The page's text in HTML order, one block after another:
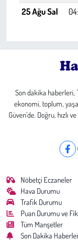
25 Ağu Sal
Son dakika haberleri,
ekonomi, toplum,
Güven’de. Doğru, hızlı
Nöbetçi Eczaneler
Hava Durumu
Trafik Durumu
Puan Durumu ve
Tüm Manşetler
Son Dakika